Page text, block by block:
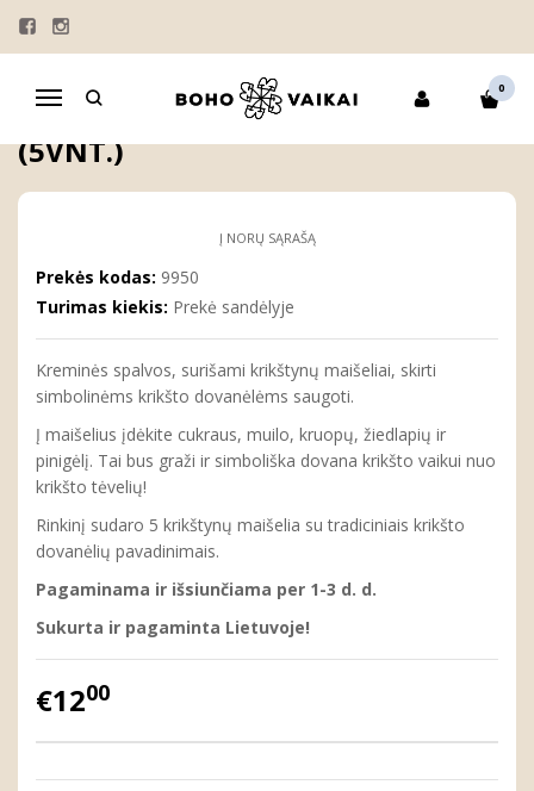
Navigacija
0
Pagrindinis
Kreminiai krikšto maišeliai (5vnt.)
KREMINIAI KRIKŠTO MAIŠELIAI
(5VNT.)
Į NORŲ SĄRAŠĄ
Prekės kodas: 9950
Turimas kiekis: Prekė sandėlyje
Kreminės spalvos, surišami krikštynų maišeliai, skirti
simbolinėms krikšto dovanėlėms saugoti.
Į maišelius įdėkite cukraus, muilo, kruopų, žiedlapių ir
pinigėlį. Tai bus graži ir simboliška dovana krikšto vaikui nuo
krikšto tėvelių!
Rinkinį sudaro 5 krikštynų maišelia su tradiciniais krikšto
dovanėlių pavadinimais.
Pagaminama ir išsiunčiama per 1-3 d. d.
Sukurta ir pagaminta Lietuvoje!
€1200